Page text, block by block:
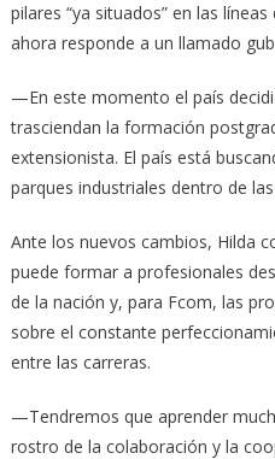
pilares “ya situados” en las
ahora responde a un llamado
—En este momento el país
trasciendan la formación
extensionista. El país está
parques industriales dentro de
Ante los nuevos cambios, Hilda
puede formar a profesionales
de la nación y, para Fcom, las
sobre el constante
entre las carreras.
—Tendremos que aprender
rostro de la colaboración y la